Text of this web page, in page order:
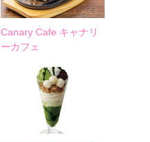
Canary Cafe キャナリ
ーカフェ